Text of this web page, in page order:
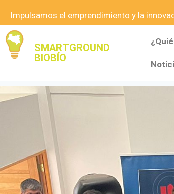
Impulsamos el emprendimiento y la
SMARTGROUND
BIOBÍO